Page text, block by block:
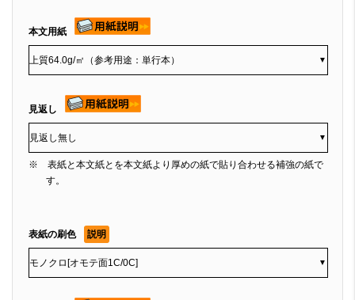
本文用紙
▼
見返し
▼
※ 表紙と本文紙とを本文紙より厚めの紙で貼り合わせる補強の紙で
す。
表紙の刷色 説明
▼